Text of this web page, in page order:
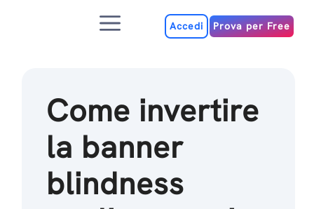
MenuAccedi Prova per Free
Come invertire
la banner
blindness